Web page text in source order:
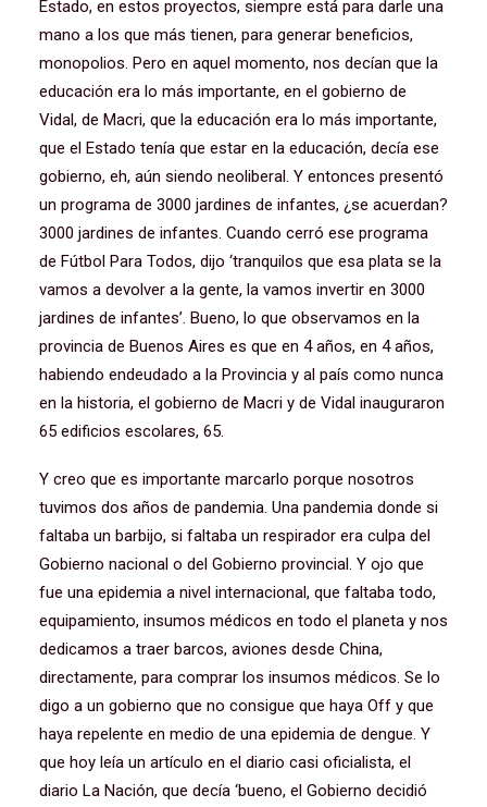
Estado, en estos proyectos, siempre está para darle una
mano a los que más tienen, para generar beneficios,
monopolios. Pero en aquel momento, nos decían que la
educación era lo más importante, en el gobierno de
Vidal, de Macri, que la educación era lo más importante,
que el Estado tenía que estar en la educación, decía ese
gobierno, eh, aún siendo neoliberal. Y entonces presentó
un programa de 3000 jardines de infantes, ¿se acuerdan?
3000 jardines de infantes. Cuando cerró ese programa
de Fútbol Para Todos, dijo ‘tranquilos que esa plata se la
vamos a devolver a la gente, la vamos invertir en 3000
jardines de infantes’. Bueno, lo que observamos en la
provincia de Buenos Aires es que en 4 años, en 4 años,
habiendo endeudado a la Provincia y al país como nunca
en la historia, el gobierno de Macri y de Vidal inauguraron
65 edificios escolares, 65.
Y creo que es importante marcarlo porque nosotros
tuvimos dos años de pandemia. Una pandemia donde si
faltaba un barbijo, si faltaba un respirador era culpa del
Gobierno nacional o del Gobierno provincial. Y ojo que
fue una epidemia a nivel internacional, que faltaba todo,
equipamiento, insumos médicos en todo el planeta y nos
dedicamos a traer barcos, aviones desde China,
directamente, para comprar los insumos médicos. Se lo
digo a un gobierno que no consigue que haya Off y que
haya repelente en medio de una epidemia de dengue. Y
que hoy leía un artículo en el diario casi oficialista, el
diario La Nación, que decía ‘bueno, el Gobierno decidió